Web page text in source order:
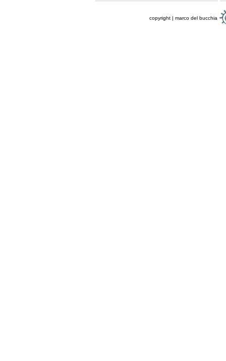
copyright | marco del bucchia